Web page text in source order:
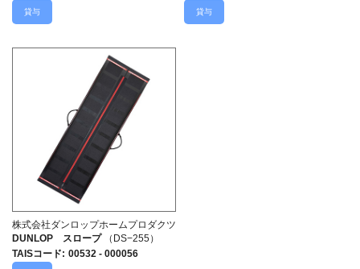
貸与 貸与
株式会社ダンロップホームプロダクツ
DUNLOP スロープ
（DS−255）
TAISコード: 00532 - 000056